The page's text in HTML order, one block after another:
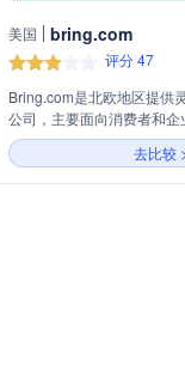
美国 bring.com
评分 47
Bring.com是北欧地区提供
公司，主要面向消费者和
子商务、客户服务和资源
于优化货物流通，以支持
包括物流服务、电子商务
去比较